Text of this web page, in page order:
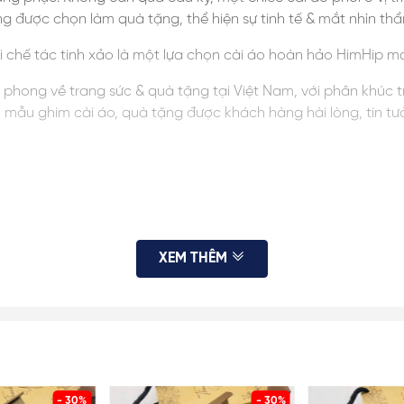
được chọn làm quà tặng, thể hiện sự tinh tế & mắt nhìn
tác tinh xảo là một lựa chọn cài áo hoàn hảo HimHip
phong về trang sức & quà tặng tại Việt Nam, với phân
ghim cài áo, quà tặng được khách hàng hài lòng, tin
ở mức nhỏ không ảnh hưởng đến việc sử dụng. KH tham
XEM THÊM
- 30% - 30%